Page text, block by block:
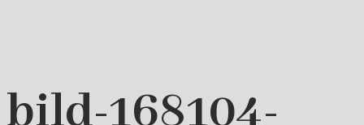
bild-168104-